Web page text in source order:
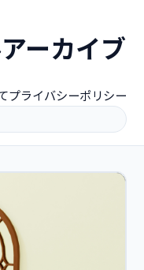
ーカイブ
プライバシーポリシー